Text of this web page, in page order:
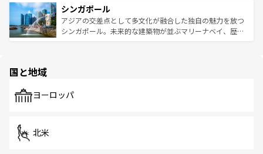
参照してほしい。
激する。気候は一年中温暖で、どの季節にも異なる楽しみ
が待っている。親しみやすいタイの人々、仏教を中心とし
た文化、そして多様な観光資源が、訪れる旅人を魅了し続
み、どこを訪れても感動するはず。観光スポットが密集し
ており、効率よく見どころを回れるのも魅力。息をのむよ
うな絶景から文化的な体験まで、香港を存分に楽しみ尽く
シンガポール
アジアの交差点として多文化が融合した独自の魅力を放つ
シンガポール。未来的な建築物が並ぶマリーナベイ、歴史
で、ホーカーズは地元の風情を楽しめる外せないスポット
国と地域
ヨーロッパ
北米